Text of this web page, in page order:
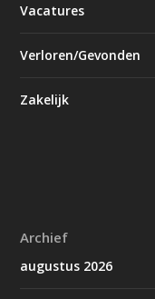
Vacatures
Verloren/Gevonden
Zakelijk
Archief
augustus 2026